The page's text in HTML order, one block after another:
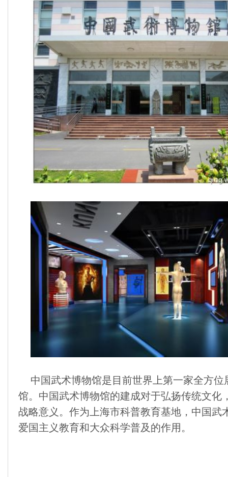
中国武术博物馆是目前世界上第一家全方
馆。中国武术博物馆的建成对于弘扬传统文化
战略意义。作为上海市科普教育基地，中国武
爱国主义教育和大众科学普及的作用。